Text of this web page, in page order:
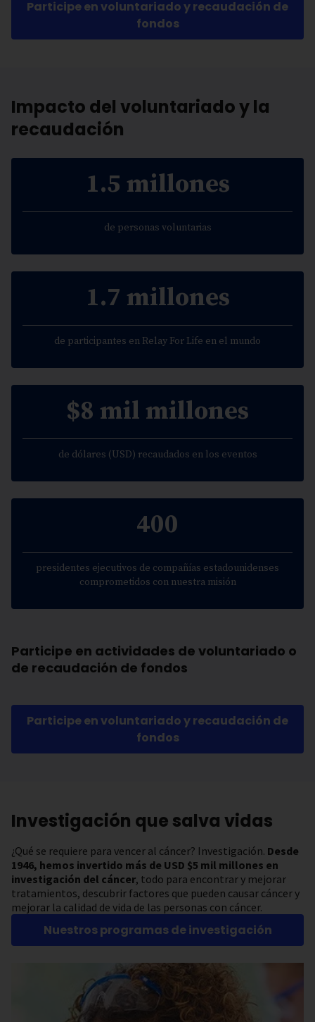
Participe en voluntariado y recaudación de
fondos
Impacto del voluntariado y la
recaudación
1.5 millones
de personas voluntarias
1.7 millones
de participantes en Relay For Life en el mundo
$8 mil millones
de dólares (USD) recaudados en los eventos
400
presidentes ejecutivos de compañías estadounidenses
comprometidos con nuestra misión
Participe en actividades de voluntariado o
de recaudación de fondos
Participe en voluntariado y recaudación de
fondos
Investigación que salva vidas
¿Qué se requiere para vencer al cáncer? Investigación. Desde
1946, hemos invertido más de USD $5 mil millones en
investigación del cáncer, todo para encontrar y mejorar
tratamientos, descubrir factores que pueden causar cáncer y
mejorar la calidad de vida de las personas con cáncer.
Nuestros programas de investigación